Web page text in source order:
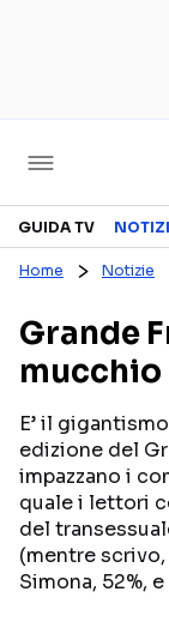
Televisione
CANALI TV
PROGRAMMI TV
PERSONAGGI
Streaming
NETFLIX
GUIDA TV
Home Notizie
Grande
mucchio
E’ il
edizione del
impazzano i
quale i lettori
del
(mentre
Simona, 52%,